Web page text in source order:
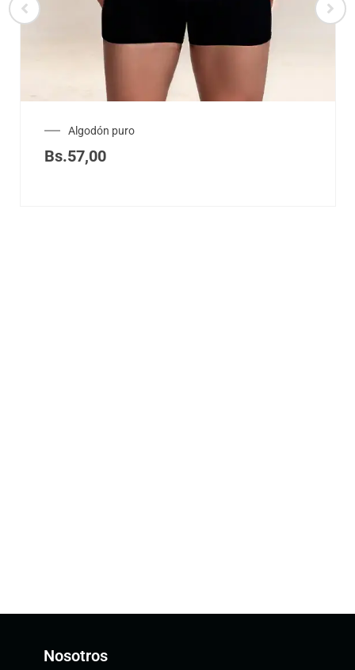
Algodón puro
Bs.57,00
Nosotros